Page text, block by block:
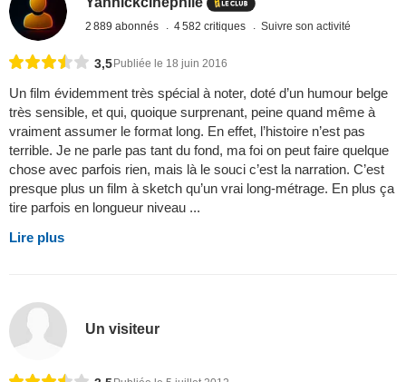
2 889 abonnés 4 582 critiques Suivre son activité
3,5Publiée le 18 juin 2016
Un film évidemment très spécial à noter, doté d’un humour belge
très sensible, et qui, quoique surprenant, peine quand même à
vraiment assumer le format long. En effet, l’histoire n’est pas
terrible. Je ne parle pas tant du fond, ma foi on peut faire quelque
chose avec parfois rien, mais là le souci c’est la narration. C’est
presque plus un film à sketch qu’un vrai long-métrage. En plus ça
tire parfois en longueur niveau ...
Lire plus
Un visiteur